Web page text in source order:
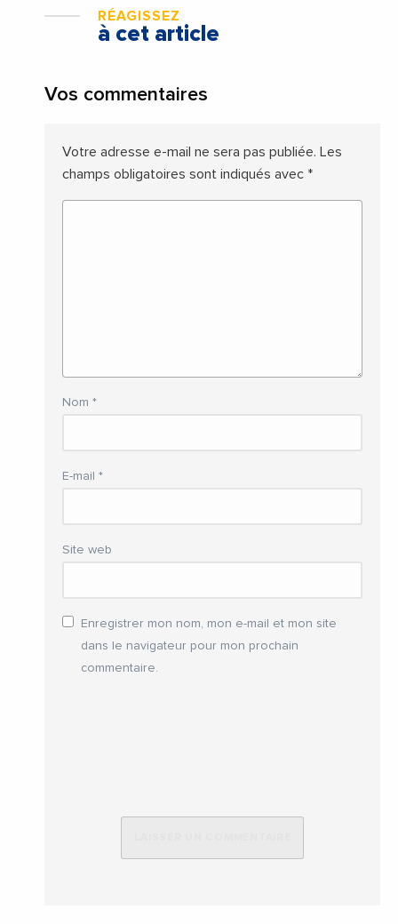
RÉAGISSEZ
à cet article
Vos commentaires
Votre adresse e-mail ne sera pas publiée. Les
champs obligatoires sont indiqués avec *
Nom *
E-mail *
Site web
Enregistrer mon nom, mon e-mail et mon site
dans le navigateur pour mon prochain
commentaire.